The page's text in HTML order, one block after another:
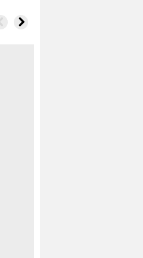
Secrets de tournage